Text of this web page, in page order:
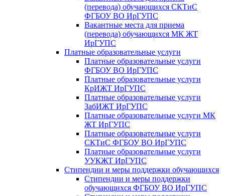
(перевода) обучающихся СКТиС
ФГБОУ ВО ИрГУПС
Вакантные места для приема
(перевода) обучающихся МК ЖТ
ИрГУПС
Платные образовательные услуги
Платные образовательные услуги
ФГБОУ ВО ИрГУПС
Платные образовательные услуги
КрИЖТ ИрГУПС
Платные образовательные услуги
ЗабИЖТ ИрГУПС
Платные образовательные услуги МК
ЖТ ИрГУПС
Платные образовательные услуги
СКТиС ФГБОУ ВО ИрГУПС
Платные образовательные услуги
УУКЖТ ИрГУПС
Стипендии и меры поддержки обучающихся
Стипендии и меры поддержки
обучающихся ФГБОУ ВО ИрГУПС